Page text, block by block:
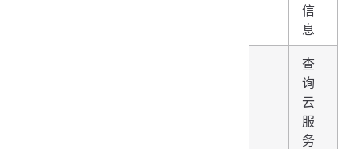
信
息
查
询
云
服
务